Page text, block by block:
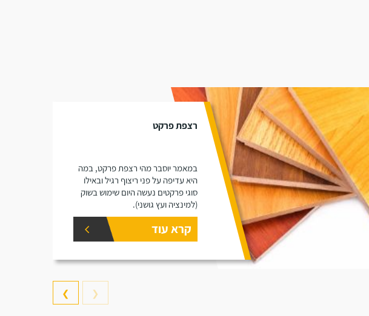
רצפת פרקט
במאמר יוסבר מהי רצפת פרקט, במה
היא עדיפה על פני ריצוף רגיל ובאילו
סוגי פרקטים נעשה היום שימוש בשוק
(למינציה ועץ גושני).
קרא עוד
❮
❯